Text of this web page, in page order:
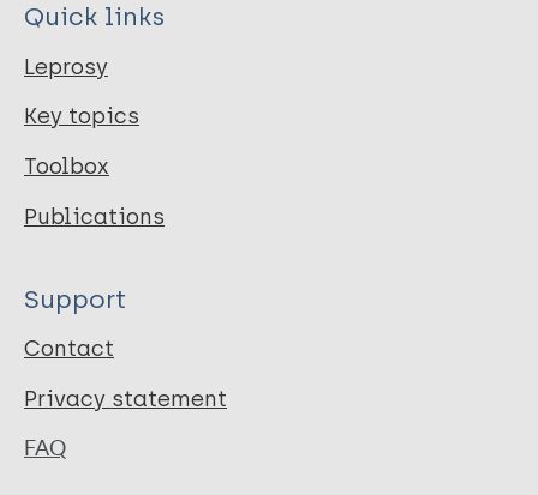
Quick links
Leprosy
Key topics
Toolbox
Publications
Support
Contact
Privacy statement
FAQ